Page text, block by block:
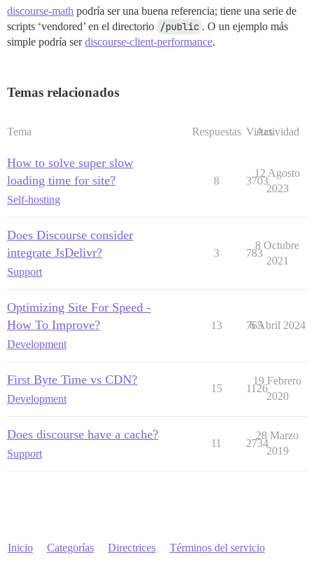
discourse-math podría ser una buena referencia; tiene una serie de
scripts ‘vendored’ en el directorio /public . O un ejemplo más
simple podría serdiscourse-client-performance.
Temas relacionados
Tema Respuestas Vistas
Actividad
How to solve super slow
loading time for site?
Self-hosting
8 3703
12 Agosto
2023
Does Discourse consider
integrate JsDelivr?
Support
3 783
8 Octubre
2021
Optimizing Site For Speed -
How To Improve?
Development
13 765
6 Abril 2024
First Byte Time vs CDN?
Development
15 1126
19 Febrero
2020
Does discourse have a cache?
Support
11 2734
28 Marzo
2019
Inicio Categorías Directrices Términos del servicio